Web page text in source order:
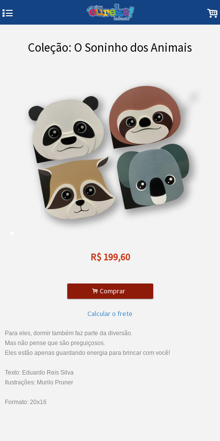
4 .
Coleção: O Soninho dos Animais
R$ 199,60
. Comprar
Calcular o frete
Para eles, dormir também faz parte da diversão.
Mas não pense que são preguiçosos.
Eles estão apenas guardando energia para brincar com você!
Texto: Eduardo Reis Silva
Ilustrações: Murilo Pruner
Formato: 20x16